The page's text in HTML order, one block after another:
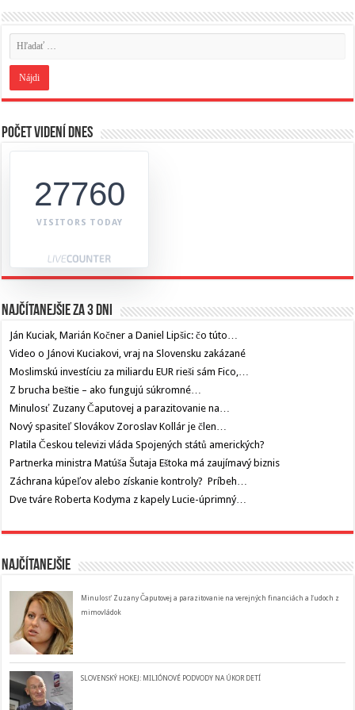
Počet videní dnes
27760
VISITORS TODAY
Najčítanejšie za 3 dni
Ján Kuciak, Marián Kočner a Daniel Lipšic: čo túto…
Video o Jánovi Kuciakovi, vraj na Slovensku zakázané
Moslimskú investíciu za miliardu EUR rieši sám Fico,…
Z brucha beštie – ako fungujú súkromné…
Minulosť Zuzany Čaputovej a parazitovanie na…
Nový spasiteľ Slovákov Zoroslav Kollár je člen…
Platila Českou televizi vláda Spojených států amerických?
Partnerka ministra Matúša Šutaja Eštoka má zaujímavý biznis
Záchrana kúpeľov alebo získanie kontroly? Príbeh…
Dve tváre Roberta Kodyma z kapely Lucie-úprimný…
Najčítanejšie
Minulosť Zuzany Čaputovej a parazitovanie na verejných financiách a ľudoch z
mimovládok
SLOVENSKÝ HOKEJ: MILIÓNOVÉ PODVODY NA ÚKOR DETÍ